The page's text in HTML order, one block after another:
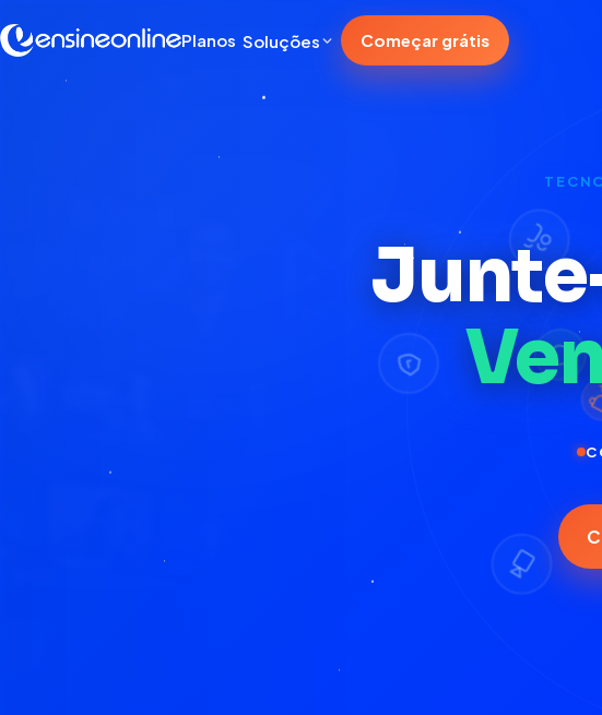
Planos Soluções Começar grátis